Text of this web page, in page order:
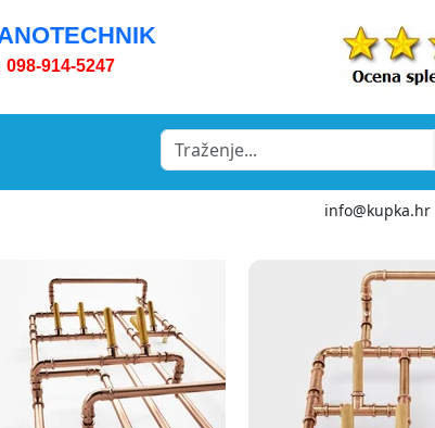
914-5247
info@kupka.hr